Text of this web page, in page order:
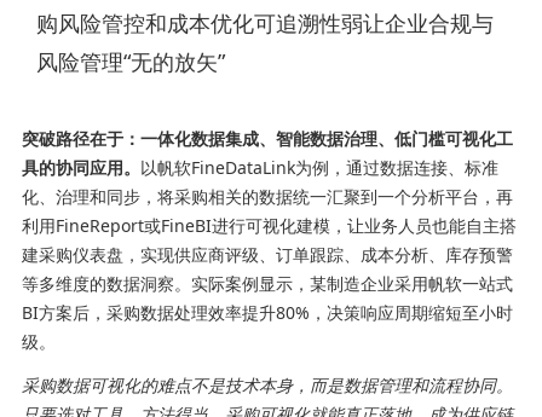
购风险管控和成本优化可追溯性弱让企业合规与
风险管理“无的放矢”
突破路径在于：一体化数据集成、智能数据治理、低门槛可视化工
具的协同应用。 以帆软FineDataLink为例，通过数据连接、标准
化、治理和同步，将采购相关的数据统一汇聚到一个分析平台，再
利用FineReport或FineBI进行可视化建模，让业务人员也能自主搭
建采购仪表盘，实现供应商评级、订单跟踪、成本分析、库存预警
等多维度的数据洞察。实际案例显示，某制造企业采用帆软一站式
BI方案后，采购数据处理效率提升80%，决策响应周期缩短至小时
级。
采购数据可视化的难点不是技术本身，而是数据管理和流程协同。